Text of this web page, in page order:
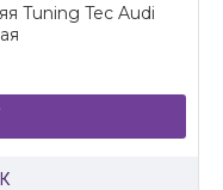
Tuning Tec Audi